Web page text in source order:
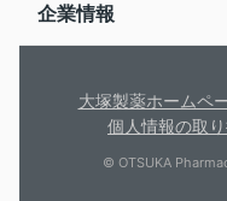
企業情報
大塚製薬ホームペ
個人情報の取
© OTSUKA